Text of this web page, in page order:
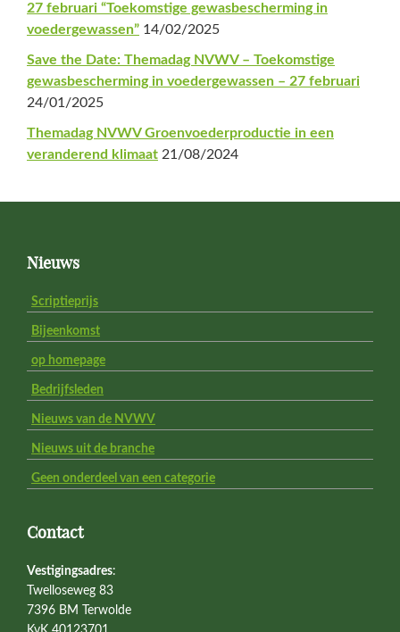
27 februari “Toekomstige gewasbescherming in
voedergewassen” 14/02/2025
Save the Date: Themadag NVWV – Toekomstige
gewasbescherming in voedergewassen – 27 februari
24/01/2025
Themadag NVWV Groenvoederproductie in een
veranderend klimaat 21/08/2024
FooterNieuws
Scriptieprijs
Bijeenkomst
op homepage
Bedrijfsleden
Nieuws van de NVWV
Nieuws uit de branche
Geen onderdeel van een categorie
Contact
Vestigingsadres:
Twelloseweg 83
7396 BM Terwolde